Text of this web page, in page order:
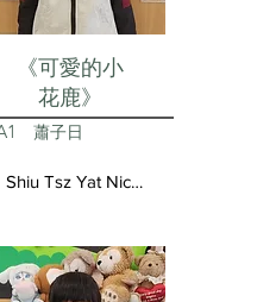
《可愛的小
花鹿》
蕭子日
Shiu Tsz Yat Nicolas